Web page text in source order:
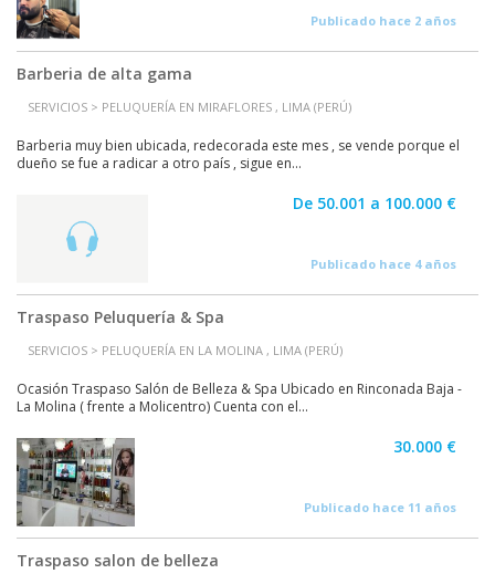
Publicado hace 2 años
Barberia de alta gama
SERVICIOS > PELUQUERÍA EN MIRAFLORES , LIMA (PERÚ)
Barberia muy bien ubicada, redecorada este mes , se vende porque el
dueño se fue a radicar a otro país , sigue en...
De 50.001 a 100.000 €
Publicado hace 4 años
Traspaso Peluquería & Spa
SERVICIOS > PELUQUERÍA EN LA MOLINA , LIMA (PERÚ)
Ocasión Traspaso Salón de Belleza & Spa Ubicado en Rinconada Baja -
La Molina ( frente a Molicentro) Cuenta con el...
30.000 €
Publicado hace 11 años
Traspaso salon de belleza